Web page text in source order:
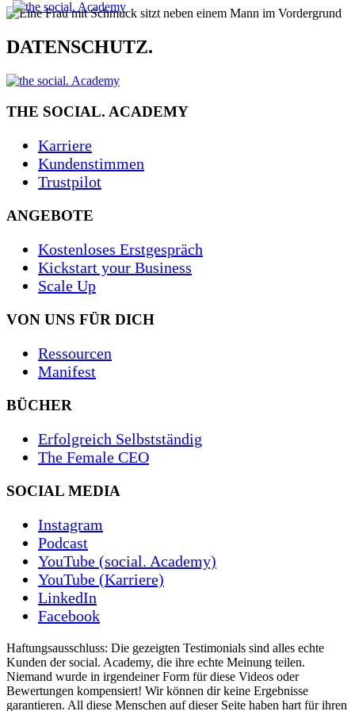
Skip
content
Datenschutz
DATENSCHUTZ.
THE SOCIAL. ACADEMY
Karriere
Kundenstimmen
Trustpilot
ANGEBOTE
Kostenloses Erstgespräch
Kickstart your Business
Scale Up
VON UNS FÜR DICH
Ressourcen
Manifest
BÜCHER
Erfolgreich Selbstständig
The Female CEO
SOCIAL MEDIA
Instagram
Podcast
YouTube (social. Academy)
YouTube (Karriere)
LinkedIn
Facebook
Haftungsausschluss: Die gezeigten Testimonials sind alles echte
Kunden der social. Academy, die ihre echte Meinung teilen.
Niemand wurde in irgendeiner Form für diese Videos oder
Bewertungen kompensiert! Wir können dir keine Ergebnisse
garantieren. All diese Menschen auf dieser Seite haben hart für ihren